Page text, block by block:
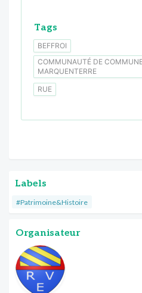
Tags
BEFFROI
COMMUNAUTÉ DE
MARQUENTERRE
RUE
Labels
#Patrimoine&Histoire
Organisateur